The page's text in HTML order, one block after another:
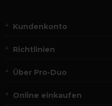
Kundenkonto
Richtlinien
Über Pro-Duo
Online einkaufen